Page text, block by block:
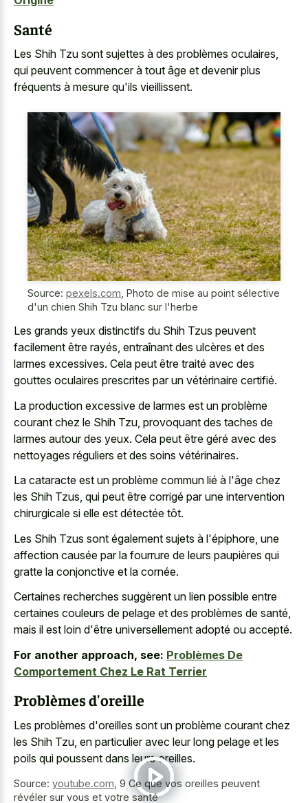
Santé
Les Shih Tzu sont sujettes à des problèmes oculaires,
qui peuvent commencer à tout âge et devenir plus
fréquents à mesure qu'ils vieillissent.
Source: pexels.com Photo de mise au point sélective
d'un chien Shih Tzu blanc sur l'herbe
Les grands yeux distinctifs du Shih Tzus peuvent
facilement être rayés, entraînant des ulcères et des
larmes excessives. Cela peut être traité avec des
gouttes oculaires prescrites par un vétérinaire certifié.
La production excessive de larmes est un problème
courant chez le Shih Tzu, provoquant des taches de
larmes autour des yeux. Cela peut être géré avec des
nettoyages réguliers et des soins vétérinaires.
La cataracte est un problème commun lié à l'âge chez
les Shih Tzus, qui peut être corrigé par une intervention
chirurgicale si elle est détectée tôt.
Les Shih Tzus sont également sujets à l'épiphore, une
affection causée par la fourrure de leurs paupières qui
gratte la conjonctive et la cornée.
Certaines recherches suggèrent un lien possible entre
certaines couleurs de pelage et des problèmes de santé,
mais il est loin d'être universellement adopté ou accepté.
For another approach, see: Problèmes De
Comportement Chez Le Rat Terrier
Problèmes d'oreille
Les problèmes d'oreilles sont un problème courant chez
les Shih Tzu, en particulier avec leur long pelage et les
poils qui poussent dans leurs oreilles.
Source: youtube.com 9 Ce que vos oreilles peuvent
révéler sur vous et votre santé